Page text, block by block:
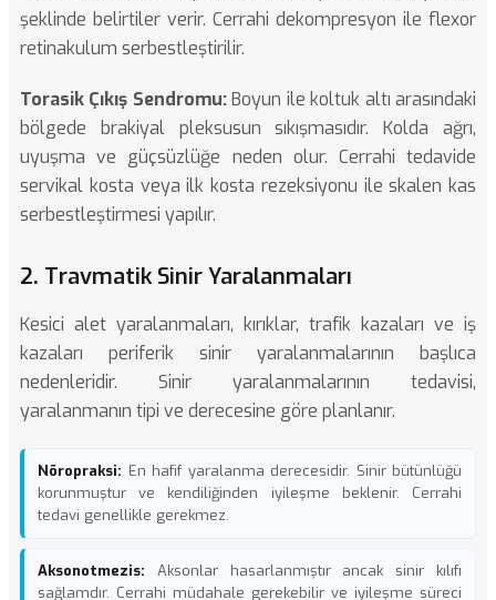
şeklinde belirtiler verir. Cerrahi dekompresyon ile flexor
retinakulum serbestleştirilir.
Torasik Çıkış Sendromu:Boyun ile koltuk altı arasındaki
bölgede brakiyal pleksusun sıkışmasıdır. Kolda ağrı,
uyuşma ve güçsüzlüğe neden olur. Cerrahi tedavide
servikal kosta veya ilk kosta rezeksiyonu ile skalen kas
serbestleştirmesi yapılır.
2. Travmatik Sinir Yaralanmaları
Kesici alet yaralanmaları, kırıklar, trafik kazaları ve iş
kazaları periferik sinir yaralanmalarının başlıca
nedenleridir. Sinir yaralanmalarının tedavisi,
yaralanmanın tipi ve derecesine göre planlanır.
Nöropraksi: En hafif yaralanma derecesidir. Sinir bütünlüğü
korunmuştur ve kendiliğinden iyileşme beklenir. Cerrahi
tedavi genellikle gerekmez.
Aksonotmezis: Aksonlar hasarlanmıştır ancak sinir kılıfı
sağlamdır. Cerrahi müdahale gerekebilir ve iyileşme süreci